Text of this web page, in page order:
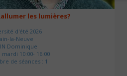
les lumières?
d'été 2026
la-Neuve
Dominique
mardi 10:00- 16:00
de séances : 1